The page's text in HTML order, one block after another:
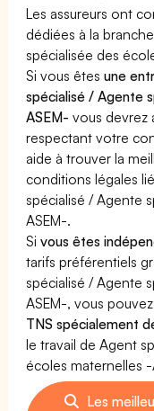
Les assureurs ont
dédiées à la
spécialisée des
Si vous êtesune
spécialisé / Agente
ASEM- vous devrez
respectant votre
aide à trouver la
conditions légales
spécialisé / Agente
ASEM-.
Sivous êtes
tarifs préférentiels
spécialisé / Agente
ASEM-, vous
TNS spécialement
le travail de Agent
écoles maternelles -
Les